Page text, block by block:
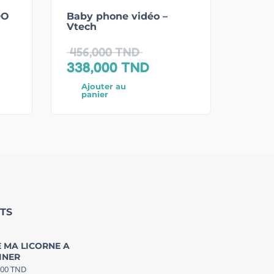
Baby phone vidéo –
Vtech
456,000TND
338,000 TND
Ajouter au
panier
MA LICORNE A
TND